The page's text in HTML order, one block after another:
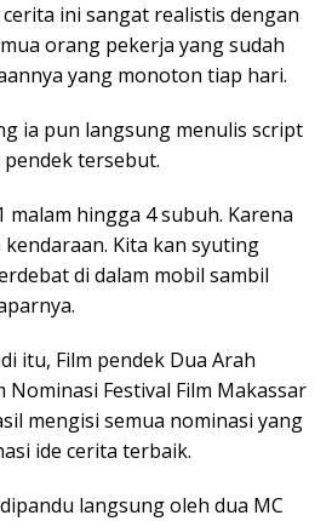
ini sangat realistis dengan
orang pekerja yang sudah
yang monoton tiap hari.
ia pun langsung menulis script
tersebut.
malam hingga 4 subuh. Karena
Kita kan syuting
di dalam mobil sambil
itu, Film pendek Dua Arah
Nominasi Festival Film Makassar
mengisi semua nominasi yang
ide cerita terbaik.
langsung oleh dua MC